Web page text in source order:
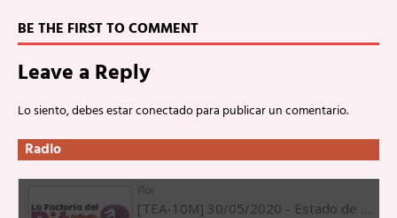
BE THE FIRST TO COMMENT
Leave a Reply
Lo siento, debes estarconectadopara publicar un comentario.
Radio